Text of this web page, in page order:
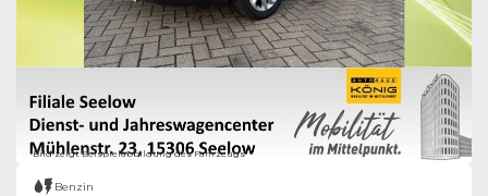
Bild zeigt Beispielabbildung des Fahrzeugs
Benzin